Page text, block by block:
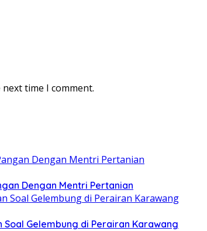
time I comment.
Dengan Mentri Pertanian
Soal Gelembung di Perairan Karawang